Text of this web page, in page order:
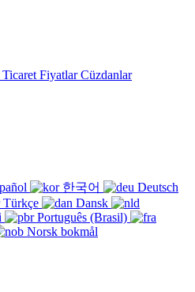
Ticaret FiyatlarCüzdanlar
한국어
Deutsch
Türkçe
Dansk
Português (Brasil)
Norsk bokmål